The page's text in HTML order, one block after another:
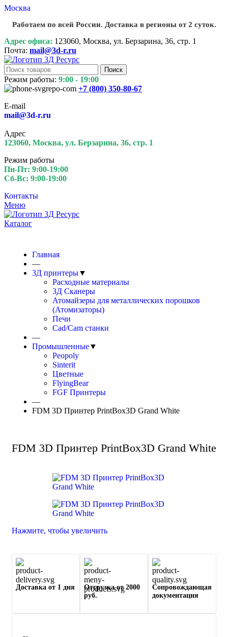
Москва
Работаем по всей России. Доставка в регионы от 2 суток.
Адрес офиса: 123060, Москва, ул. Берзарина, 36, стр. 1
Почта: mail@3d-r.ru
Поиск
Режим работы: 9:00 - 19:00
+7 (800) 350-80-67
E-mail
mail@3d-r.ru
Адрес
123060, Москва, ул. Берзарина, 36, стр. 1
Режим работы
Пн-Пт: 9:00-19:00
Сб-Вс: 9:00-19:00
Контакты
Меню
Каталог
Главная
—
3Д принтеры▼
Расходные материалы
3Д Сканеры
Атомайзеры для металлических порошков
(Атомизаторы)
Печи
Cad/Cam станки
—
Промышленные▼
Peopoly
Sinterit
Цветные
FlyingBear
FGF Принтеры
—
FDM 3D Принтер PrintBox3D Grand White
FDM 3D Принтер PrintBox3D Grand White
Нажмите, чтобы увеличить
Доставка от 1 дня
Отгрузка от 2000
руб.
Сопровождающая
документация